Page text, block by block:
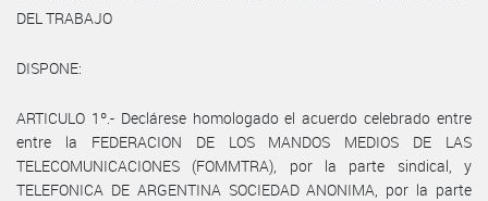
DEL TRABAJO
DISPONE:
ARTICULO 1º.- Declárese homologado el acuerdo celebrado entre
entre la FEDERACION DE LOS MANDOS MEDIOS DE LAS
TELECOMUNICACIONES (FOMMTRA), por la parte sindical, y
TELEFONICA DE ARGENTINA SOCIEDAD ANONIMA, por la parte